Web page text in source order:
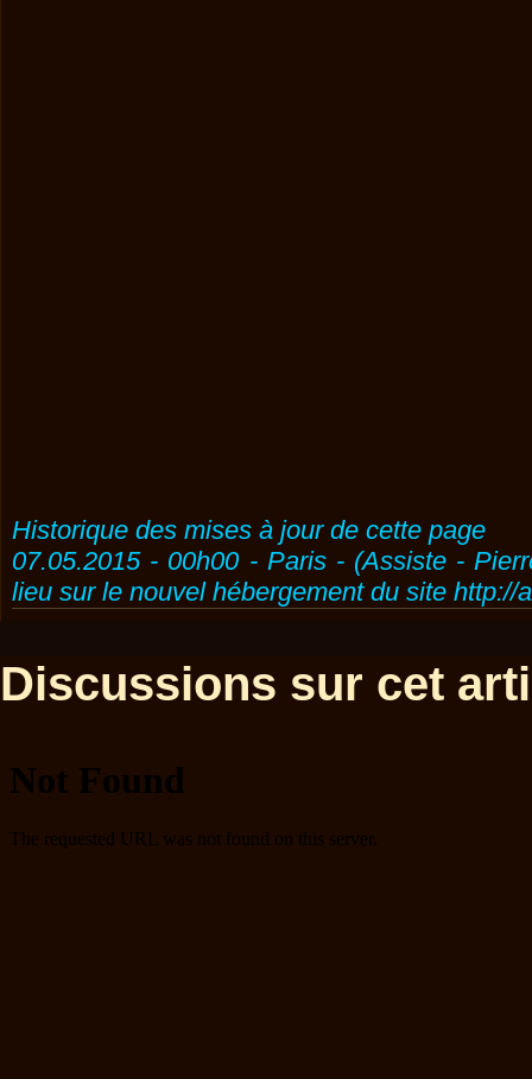
Historique des mises à jour de cette page
07.05.2015 - 00h00 - Paris - (Assiste -
lieu sur le nouvel hébergement du site http://
Discussions sur cet